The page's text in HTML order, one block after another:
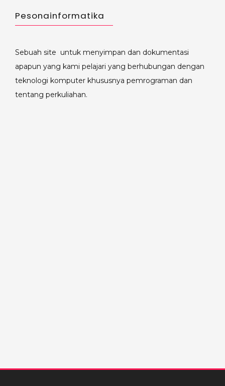
Pesonainformatika
Sebuah site untuk menyimpan dan dokumentasi
apapun yang kami pelajari yang berhubungan dengan
teknologi komputer khususnya pemrograman dan
tentang perkuliahan.